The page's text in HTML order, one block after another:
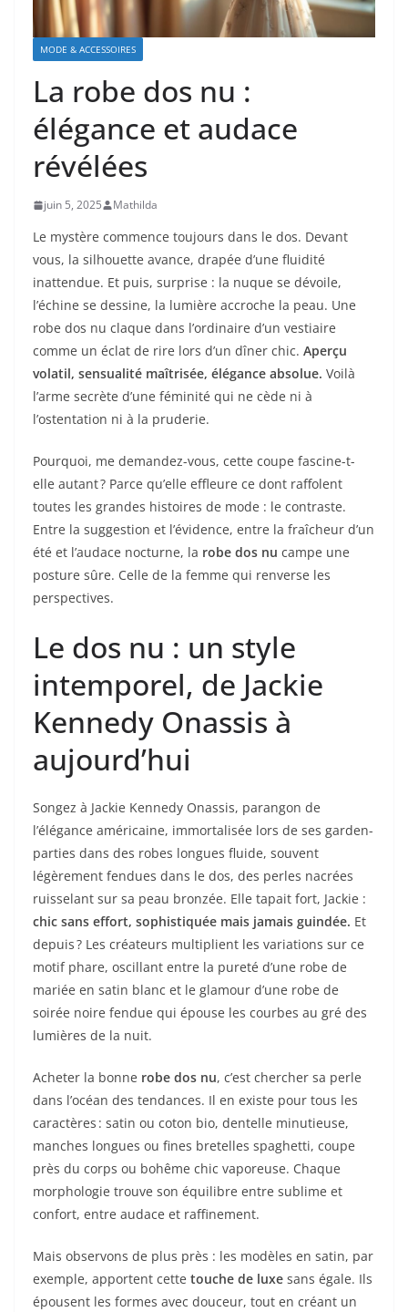
MODE & ACCESSOIRES
La robe dos nu :
élégance et audace
révélées
juin 5, 2025 Mathilda
Le mystère commence toujours dans le dos. Devant
vous, la silhouette avance, drapée d’une fluidité
inattendue. Et puis, surprise : la nuque se dévoile,
l’échine se dessine, la lumière accroche la peau. Une
robe dos nu claque dans l’ordinaire d’un vestiaire
comme un éclat de rire lors d’un dîner chic. Aperçu
volatil, sensualité maîtrisée, élégance absolue. Voilà
l’arme secrète d’une féminité qui ne cède ni à
l’ostentation ni à la pruderie.
Pourquoi, me demandez-vous, cette coupe fascine-t-
elle autant ? Parce qu’elle effleure ce dont raffolent
toutes les grandes histoires de mode : le contraste.
Entre la suggestion et l’évidence, entre la fraîcheur d’un
été et l’audace nocturne, la robe dos nu campe une
posture sûre. Celle de la femme qui renverse les
perspectives.
Le dos nu : un style
intemporel, de Jackie
Kennedy Onassis à
aujourd’hui
Songez à Jackie Kennedy Onassis, parangon de
l’élégance américaine, immortalisée lors de ses garden-
parties dans des robes longues fluide, souvent
légèrement fendues dans le dos, des perles nacrées
ruisselant sur sa peau bronzée. Elle tapait fort, Jackie :
chic sans effort, sophistiquée mais jamais guindée. Et
depuis ? Les créateurs multiplient les variations sur ce
motif phare, oscillant entre la pureté d’une robe de
mariée en satin blanc et le glamour d’une robe de
soirée noire fendue qui épouse les courbes au gré des
lumières de la nuit.
Acheter la bonne robe dos nu, c’est chercher sa perle
dans l’océan des tendances. Il en existe pour tous les
caractères : satin ou coton bio, dentelle minutieuse,
manches longues ou fines bretelles spaghetti, coupe
près du corps ou bohême chic vaporeuse. Chaque
morphologie trouve son équilibre entre sublime et
confort, entre audace et raffinement.
Mais observons de plus près : les modèles en satin, par
exemple, apportent cette touche de luxe sans égale. Ils
épousent les formes avec douceur, tout en créant un